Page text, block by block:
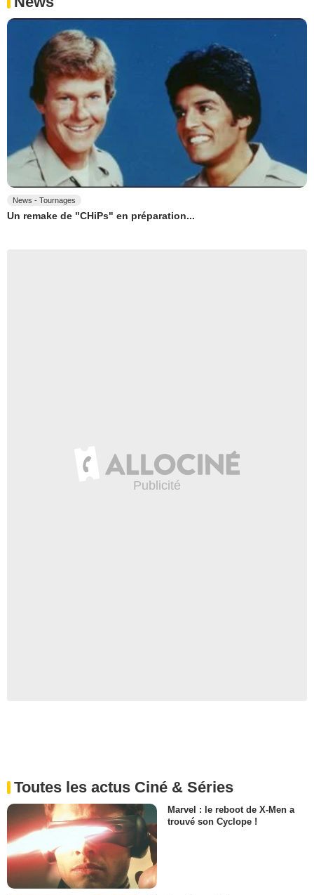
News - Tournages
Un remake de "CHiPs" en préparation...
Toutes les actus Ciné & Séries
Marvel : le reboot de X-Men a
trouvé son Cyclope !